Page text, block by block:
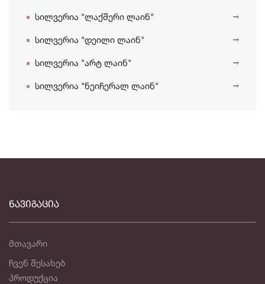
სილვერია "ლაქშერი ლაინ"
სილვერია "დეილი ლაინ"
სილვერია "არტ ლაინ"
სილვერია "ნეიჩერალ ლაინ"
ᲜᲐᲕᲘᲒᲐᲪᲘᲐ
მთავარი
ჩვენ შესახებ
პროდუქცია